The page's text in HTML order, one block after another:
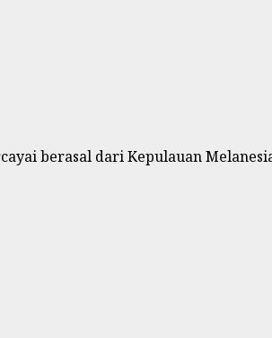
berasal dari Kepulauan